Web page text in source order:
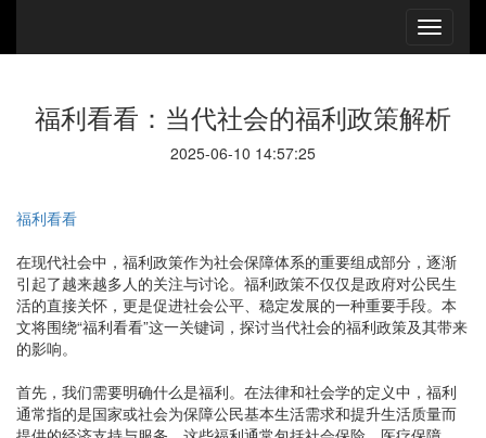
福利看看：当代社会的福利政策解析
2025-06-10 14:57:25
福利看看
在现代社会中，福利政策作为社会保障体系的重要组成部分，逐渐
引起了越来越多人的关注与讨论。福利政策不仅仅是政府对公民生
活的直接关怀，更是促进社会公平、稳定发展的一种重要手段。本
文将围绕“福利看看”这一关键词，探讨当代社会的福利政策及其带来
的影响。
首先，我们需要明确什么是福利。在法律和社会学的定义中，福利
通常指的是国家或社会为保障公民基本生活需求和提升生活质量而